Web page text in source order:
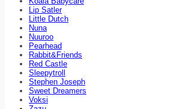
Lip Satler
Little Dutch
Nuna
Nuuroo
Pearhead
Rabbit&Friends
Red Castle
Sleepytroll
Stephen Joseph
Sweet Dreamers
Voksi